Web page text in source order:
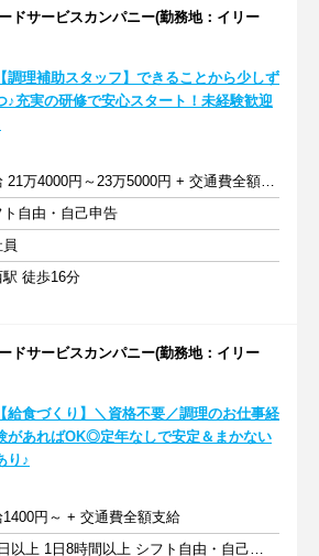
ドサービスカンパニー(勤務地：イリー
【調理補助スタッフ】できることから少しず
♪充実の研修で安心スタート！未経験歓迎
月給 21万4000円～23万5000円 + 交通費全額支給
ト自由・自己申告
駅 徒歩16分
ドサービスカンパニー(勤務地：イリー
【給食づくり】＼資格不要／調理のお仕事経
があればOK◎定年なしで安定＆まかない
り♪
1400円～ + 交通費全額支給
週2日以上 1日8時間以上 シフト自由・自己申告